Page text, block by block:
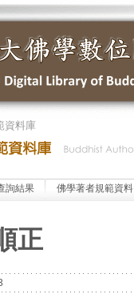
資料庫
詢結果 佛學著者規範資料
正